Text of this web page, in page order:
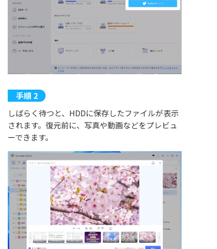
しばらく待つと、HDDに保存したファイルが表示
されます。復元前に、写真や動画などをプレビュ
ーできます。